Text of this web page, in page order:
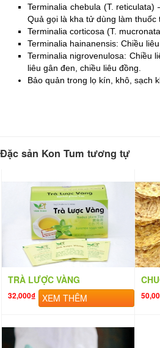
Terminalia chebula (T. reticulata)
Quả gọi là kha tử dùng làm thuốc
Terminalia corticosa (T.
Terminalia hainanensis: Chiều liêu
Terminalia nigrovenulosa: Chiều
liêu gân đen, chiều liêu đồng.
Bảo quản trong lọ kín, khô, sạch
Đặc sản Kon Tum tương tự
TRÀ LƯỢC VÀNG
32,000₫ XEM THÊM